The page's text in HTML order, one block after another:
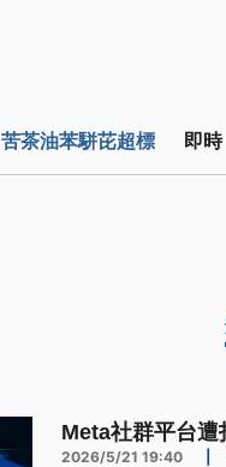
苦茶油苯駢芘超標 即時
Meta社群平台遭
2026/5/21 19:40